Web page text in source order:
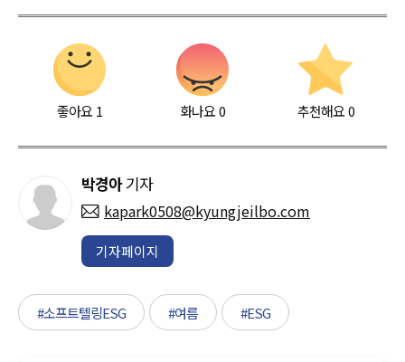
좋아요 1 화나요0 추천해요 0
박경아기자
kapark0508@kyungjeilbo.com
기자페이지
#소프트텔링ESG #여름 #ESG